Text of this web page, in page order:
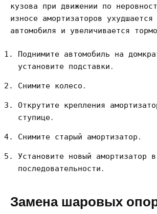
кузова при движении по
износе амортизаторов ухудшается
автомобиля и увеличивается
Поднимите автомобиль на
установите подставки․
Снимите колесо․
Открутите крепления
ступице․
Снимите старый амортизатор․
Установите новый амортизатор
последовательности․
Замена шаровых